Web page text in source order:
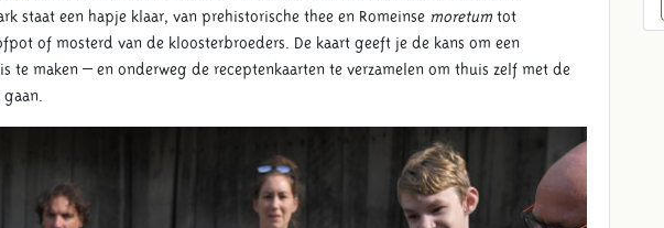
staat een hapje klaar, van prehistorische thee en Romeinse moretum tot
of mosterd van de kloosterbroeders. De kaart geeft je de kans om een
te maken – en onderweg de receptenkaarten te verzamelen om thuis zelf met de